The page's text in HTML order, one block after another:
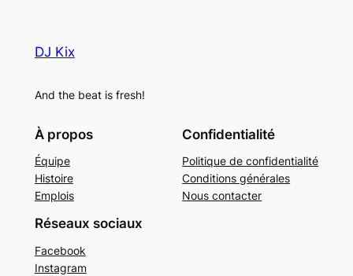
DJ Kix
And the beat is fresh!
À propos
Équipe
Histoire
Emplois
Confidentialité
Politique de confidentialité
Conditions générales
Nous contacter
Réseaux sociaux
Facebook
Instagram